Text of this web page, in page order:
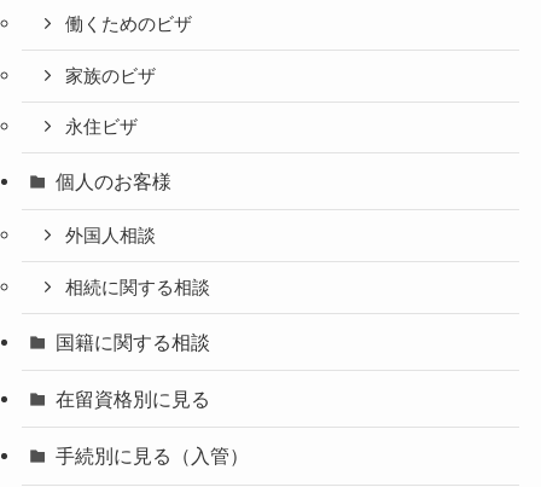
働くためのビザ
家族のビザ
永住ビザ
個人のお客様
外国人相談
相続に関する相談
国籍に関する相談
在留資格別に見る
手続別に見る（入管）